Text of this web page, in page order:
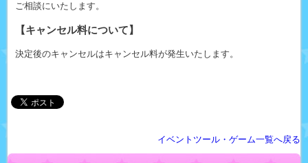
ご相談にいたします。
【キャンセル料について】
決定後のキャンセルはキャンセル料が発生いたします。
イベントツール・ゲーム一覧へ戻る